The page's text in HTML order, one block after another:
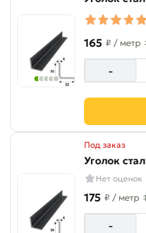
165 ₽ / метр
-
Под заказ
Уголок
Нет оценок
175 ₽ / метр
-